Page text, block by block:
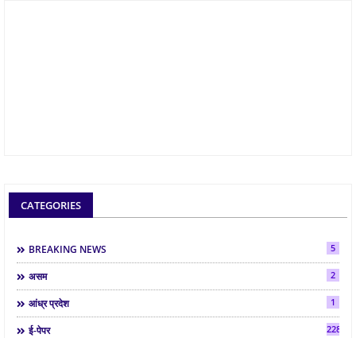
CATEGORIES
BREAKING NEWS 5
असम 2
आंध्र प्रदेश 1
ई-पेपर 2286